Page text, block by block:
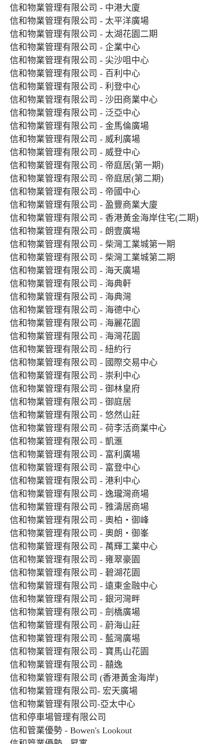
信和物業管理有限公司 - 中港大廈
信和物業管理有限公司 - 太平洋廣場
信和物業管理有限公司 - 太湖花園二期
信和物業管理有限公司 - 企業中心
信和物業管理有限公司 - 尖沙咀中心
信和物業管理有限公司 - 百利中心
信和物業管理有限公司 - 利登中心
信和物業管理有限公司 - 沙田商業中心
信和物業管理有限公司 - 泛亞中心
信和物業管理有限公司 - 金馬倫廣場
信和物業管理有限公司 - 威利廣場
信和物業管理有限公司 - 威登中心
信和物業管理有限公司 - 帝庭居(第一期)
信和物業管理有限公司 - 帝庭居(第二期)
信和物業管理有限公司 - 帝國中心
信和物業管理有限公司 - 盈豐商業大廈
信和物業管理有限公司 - 香港黃金海岸住宅(二期)
信和物業管理有限公司 - 朗壹廣埸
信和物業管理有限公司 - 柴灣工業城第一期
信和物業管理有限公司 - 柴灣工業城第二期
信和物業管理有限公司 - 海天廣場
信和物業管理有限公司 - 海典軒
信和物業管理有限公司 - 海典灣
信和物業管理有限公司 - 海德中心
信和物業管理有限公司 - 海麗花園
信和物業管理有限公司 - 海灣花園
信和物業管理有限公司 - 紐約行
信和物業管理有限公司 - 國際交易中心
信和物業管理有限公司 - 崇利中心
信和物業管理有限公司 - 御林皇府
信和物業管理有限公司 - 御庭居
信和物業管理有限公司 - 悠然山莊
信和物業管理有限公司 - 荷李活商業中心
信和物業管理有限公司 - 凱滙
信和物業管理有限公司 - 富利廣場
信和物業管理有限公司 - 富登中心
信和物業管理有限公司 - 港利中心
信和物業管理有限公司 - 逸瓏灣商場
信和物業管理有限公司 - 雅濤居商場
信和物業管理有限公司 - 奧柏‧御峰
信和物業管理有限公司 - 奧朗‧御峯
信和物業管理有限公司 - 萬輝工業中心
信和物業管理有限公司 - 雍翠豪園
信和物業管理有限公司 - 碧湖花園
信和物業管理有限公司 - 遠東金融中心
信和物業管理有限公司 - 銀河灣畔
信和物業管理有限公司 - 劍橋廣場
信和物業管理有限公司 - 蔚海山莊
信和物業管理有限公司 - 藍灣廣埸
信和物業管理有限公司 - 寶馬山花園
信和物業管理有限公司 - 囍逸
信和物業管理有限公司 (香港黃金海岸)
信和物業管理有限公司- 宏天廣場
信和物業管理有限公司-亞太中心
信和停車場管理有限公司
信和管業優勢 - Bowen's Lookout